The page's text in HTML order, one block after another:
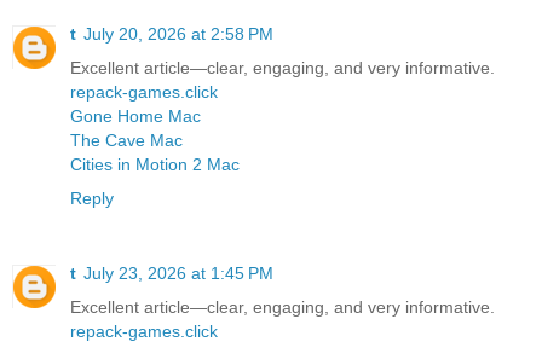
t July 20, 2026 at 2:58 PM
Excellent article—clear, engaging, and very informative.
repack-games.click
Gone Home Mac
The Cave Mac
Cities in Motion 2 Mac
Reply
t July 23, 2026 at 1:45 PM
Excellent article—clear, engaging, and very informative.
repack-games.click